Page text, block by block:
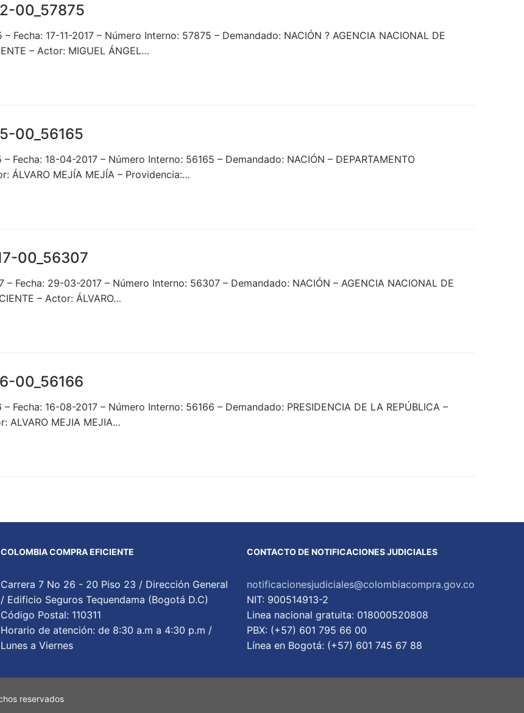
00_57875
Fecha: 17-11-2017 – Número Interno: 57875 – Demandado: NACIÓN ? AGENCIA NACIONAL DE
– Actor: MIGUEL ÁNGEL…
00_56165
Fecha: 18-04-2017 – Número Interno: 56165 – Demandado: NACIÓN – DEPARTAMENTO
ÁLVARO MEJÍA MEJÍA – Providencia:…
00_56307
Fecha: 29-03-2017 – Número Interno: 56307 – Demandado: NACIÓN – AGENCIA NACIONAL DE
– Actor: ÁLVARO…
00_56166
Fecha: 16-08-2017 – Número Interno: 56166 – Demandado: PRESIDENCIA DE LA REPÚBLICA –
ALVARO MEJIA MEJIA…
COLOMBIA COMPRA EFICIENTE
Carrera 7 No 26 - 20 Piso 23 / Dirección General
/ Edificio Seguros Tequendama (Bogotá D.C)
Código Postal: 110311
Horario de atención: de 8:30 a.m a 4:30 p.m /
Lunes a Viernes
CONTACTO DE NOTIFICACIONES JUDICIALES
notificacionesjudiciales@colombiacompra.gov.co
NIT: 900514913-2
Linea nacional gratuita: 018000520808
PBX: (+57) 601 795 66 00
Lí­nea en Bogotá: (+57) 601 745 67 88
reservados